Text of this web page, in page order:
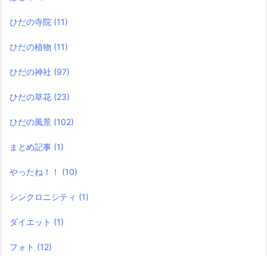
ひだの寺院 (11)
ひだの植物 (11)
ひだの神社 (97)
ひだの草花 (23)
ひだの風景 (102)
まとめ記事 (1)
やったね！！ (10)
シンクロニシティ (1)
ダイエット (1)
フォト (12)